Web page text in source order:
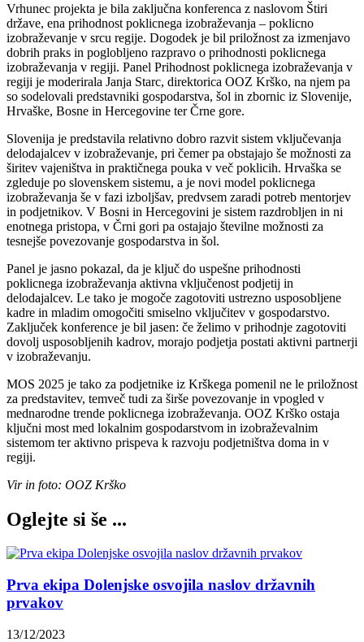
Vrhunec projekta je bila zaključna konferenca z naslovom Štiri
države, ena prihodnost poklicnega izobraževanja – poklicno
izobraževanje v srcu regije. Dogodek je bil priložnost za izmenjavo
dobrih praks in poglobljeno razpravo o prihodnosti poklicnega
izobraževanja v regiji. Panel Prihodnost poklicnega izobraževanja v
regiji je moderirala Janja Starc, direktorica OOZ Krško, na njem pa
so sodelovali predstavniki gospodarstva, šol in zbornic iz Slovenije,
Hrvaške, Bosne in Hercegovine ter Črne gore.
Slovenija je predstavila relativno dobro razvit sistem vključevanja
delodajalcev v izobraževanje, pri čemer pa obstajajo še možnosti za
širitev vajeništva in praktičnega pouka v več poklicih. Hrvaška se
zgleduje po slovenskem sistemu, a je novi model poklicnega
izobraževanja še v fazi izboljšav, predvsem zaradi potreb mentorjev
in podjetnikov. V Bosni in Hercegovini je sistem razdrobljen in ni
enotnega pristopa, v Črni gori pa ostajajo številne možnosti za
tesnejše povezovanje gospodarstva in šol.
Panel je jasno pokazal, da je ključ do uspešne prihodnosti
poklicnega izobraževanja aktivna vključenost podjetij in
delodajalcev. Le tako je mogoče zagotoviti ustrezno usposobljene
kadre in mladim omogočiti smiselno vključitev v gospodarstvo.
Zaključek konference je bil jasen: če želimo v prihodnje zagotoviti
dovolj usposobljenih kadrov, morajo podjetja postati aktivni partnerji
v izobraževanju.
MOS 2025 je tako za podjetnike iz Krškega pomenil ne le priložnost
za predstavitev, temveč tudi za širše povezovanje in vpogled v
mednarodne trende poklicnega izobraževanja. OOZ Krško ostaja
ključni most med lokalnim gospodarstvom in izobraževalnim
sistemom ter aktivno prispeva k razvoju podjetništva doma in v
regiji.
Vir in foto: OOZ Krško
Oglejte si še ...
Prva ekipa Dolenjske osvojila naslov državnih
prvakov
13/12/2023